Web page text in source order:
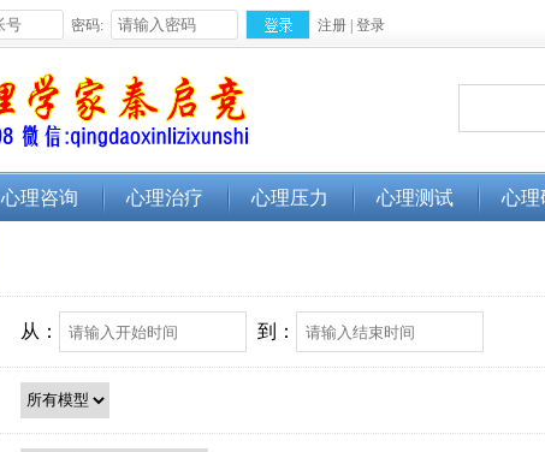
密码: 注册 登录
心理咨询 心理治疗 心理压力 心理测试 心理
从： 到：